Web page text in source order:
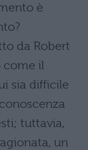
è
da Robert
come il
sia difficile
tuttavia,
un